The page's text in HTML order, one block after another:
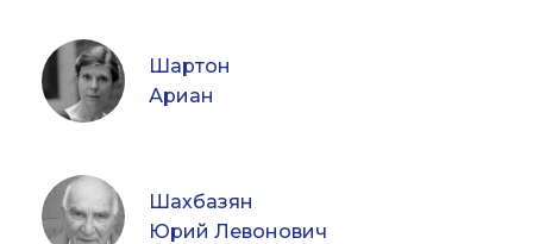
Шартон
Ариан
Шахбазян
Юрий Левонович